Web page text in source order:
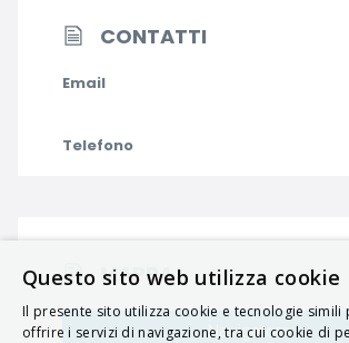
CONTATTI
Email
Telefono
MAPPA
Navigatore
Questo sito web utilizza cookie
Il presente sito utilizza cookie e tecnologie simili
offrire i servizi di navigazione, tra cui cookie di